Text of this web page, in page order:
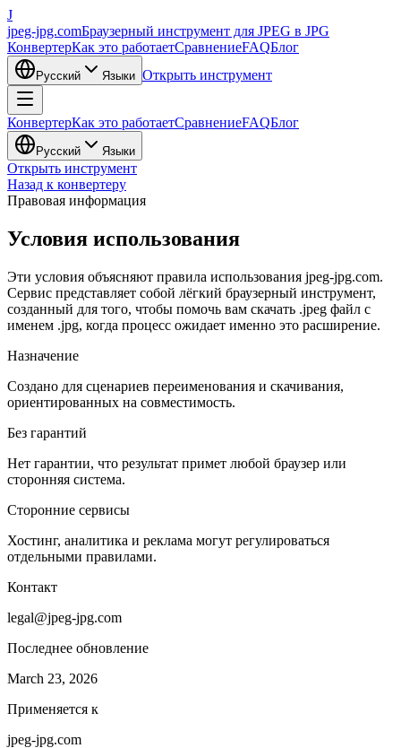
J
jpeg-jpg.comБраузерный инструмент для JPEG в JPG
КонвертерКак это работаетСравнениеFAQБлог
Русский Языки Открыть инструмент
КонвертерКак это работаетСравнениеFAQБлог
Русский Языки
Открыть инструмент
Назад к конвертеру
Правовая информация
Условия использования
Эти условия объясняют правила использования jpeg-jpg.com.
Сервис представляет собой лёгкий браузерный инструмент,
созданный для того, чтобы помочь вам скачать .jpeg файл с
именем .jpg, когда процесс ожидает именно это расширение.
Назначение
Создано для сценариев переименования и скачивания,
ориентированных на совместимость.
Без гарантий
Нет гарантии, что результат примет любой браузер или
сторонняя система.
Сторонние сервисы
Хостинг, аналитика и реклама могут регулироваться
отдельными правилами.
Контакт
legal@jpeg-jpg.com
Последнее обновление
March 23, 2026
Применяется к
jpeg-jpg.com